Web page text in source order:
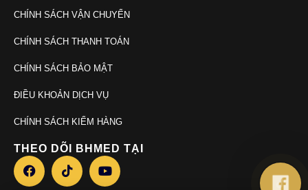
CHÍNH SÁCH VẬN CHUYỂN
CHÍNH SÁCH THANH TOÁN
CHÍNH SÁCH BẢO MẬT
ĐIỀU KHOẢN DỊCH VỤ
CHÍNH SÁCH KIỂM HÀNG
THEO DÕI BHMED TẠI